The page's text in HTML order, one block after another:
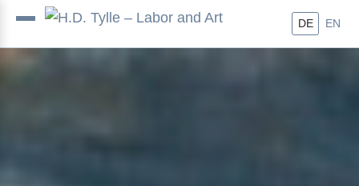
DE EN